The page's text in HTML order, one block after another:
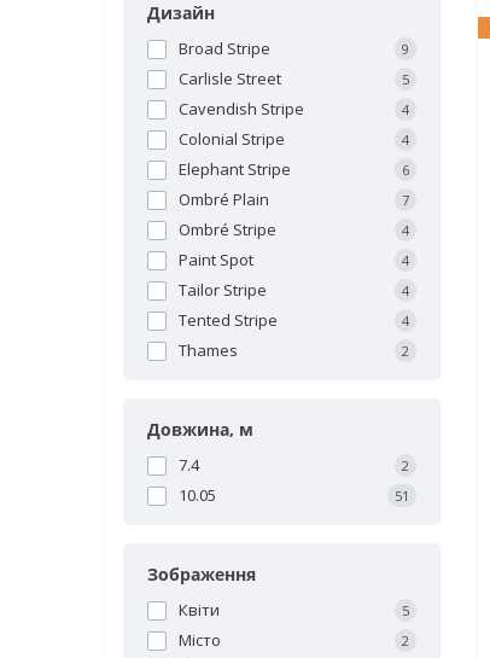
Дизайн
Broad Stripe 9
Carlisle Street 5
Cavendish Stripe 4
Colonial Stripe 4
Elephant Stripe 6
Ombré Plain 7
Ombré Stripe 4
Paint Spot 4
Tailor Stripe 4
Tented Stripe 4
Thames 2
Довжина, м
7.4 2
10.05 51
Зображення
Квіти 5
Місто 2